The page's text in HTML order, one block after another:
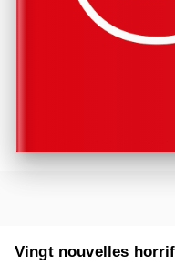
Vingt nouvelles